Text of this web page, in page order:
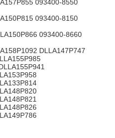
093400-8550
093400-8150
093400-8660
DLLA147P747